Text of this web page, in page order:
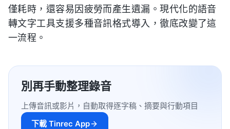
僅耗時，還容易因疲勞而產生遺漏。現代化的語音
轉文字工具支援多種音訊格式導入，徹底改變了這
一流程。
別再手動整理錄音
上傳音訊或影片，自動取得逐字稿、摘要與行動項目
下載 Tinrec App